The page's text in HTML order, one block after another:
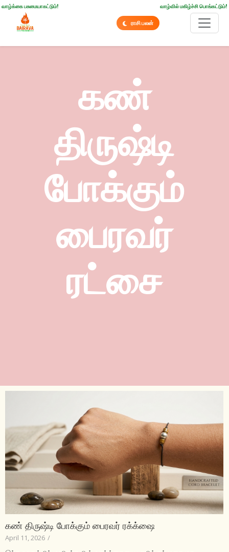
வாழ்க்கை பசுமையாகட்டும்! வாழ்வில் மகிழ்ச்சி பொங்கட்டும்!
ராசி பலன்
கண்
திருஷ்டி
போக்கும்
பைரவர்
ரட்சை
கண் திருஷ்டி போக்கும் பைரவர் ரக்க்ஷை
April 11, 2026 /